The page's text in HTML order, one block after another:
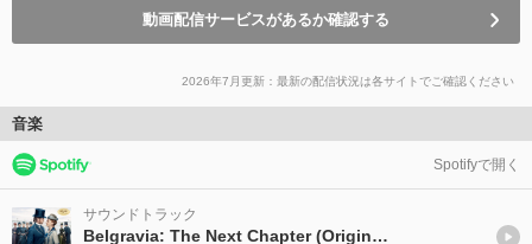
動画配信サービスがあるか確認する
2026年7月更新：最新の配信状況は各サイトでご確認ください
音楽
Spotifyで開く
サウンドトラック
Belgravia: The Next Chapter (Original Series Soundtrack)